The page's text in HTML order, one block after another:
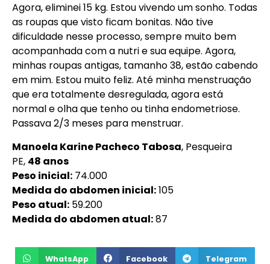
Agora, eliminei 15 kg. Estou vivendo um sonho. Todas
as roupas que visto ficam bonitas. Não tive
dificuldade nesse processo, sempre muito bem
acompanhada com a nutri e sua equipe. Agora,
minhas roupas antigas, tamanho 38, estão cabendo
em mim. Estou muito feliz. Até minha menstruação
que era totalmente desregulada, agora está
normal e olha que tenho ou tinha endometriose.
Passava 2/3 meses para menstruar.
Manoela Karine Pacheco Tabosa, Pesqueira
PE, 48 anos
Peso inicial: 74.000
Medida do abdomen inicial:105
Peso atual: 59.200
Medida do abdomen atual:87
WhatsApp Facebook Telegram